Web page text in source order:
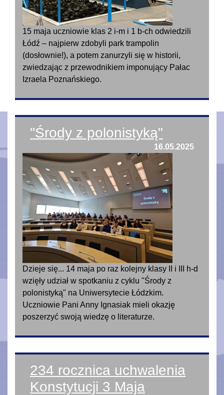
15 maja uczniowie klas 2 i-m i 1 b-ch odwiedzili
Łódź – najpierw zdobyli park trampolin
(dosłownie!), a potem zanurzyli się w historii,
zwiedzając z przewodnikiem imponujący Pałac
Izraela Poznańskiego.
"Środy z polonistyką"
16.05.2025
Dzieje się... 14 maja po raz kolejny klasy II i III h-d
wzięły udział w spotkaniu z cyklu "Środy z
polonistyką" na Uniwersytecie Łódzkim.
Uczniowie Pani Anny Ignasiak mieli okazję
poszerzyć swoją wiedzę o literaturze.
234 rocznica uchwalenia
Konstytucji 3 Maja